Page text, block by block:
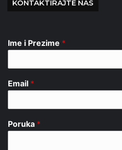
KONTAKTIRAJTE NAS
Ime i Prezime *
Email *
Poruka *